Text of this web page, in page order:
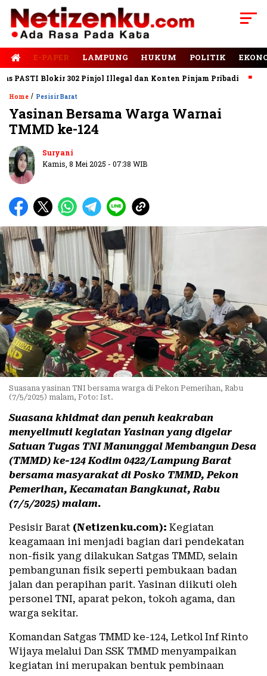
E-PAPER LAMPUNG HUKUM POLITIK
Blokir 302 Pinjol Illegal dan Konten Pinjam Pribadi
Home / Pesisir Barat
Yasinan Bersama Warga Warnai
TMMD ke-124
Suryani
Kamis, 8 Mei 2025 - 07:38 WIB
Suasana yasinan TNI bersama warga di Pekon Pemerihan, Rabu
(7/5/2025) malam, Foto: Ist.
Suasana khidmat dan penuh keakraban
menyelimuti kegiatan Yasinan yang digelar
Satuan Tugas TNI Manunggal Membangun Desa
(TMMD) ke-124 Kodim 0422/Lampung Barat
bersama masyarakat di Posko TMMD, Pekon
Pemerihan, Kecamatan Bangkunat, Rabu
(7/5/2025) malam.
Pesisir Barat (Netizenku.com): Kegiatan
keagamaan ini menjadi bagian dari pendekatan
non-fisik yang dilakukan Satgas TMMD, selain
pembangunan fisik seperti pembukaan badan
jalan dan perapihan parit. Yasinan diikuti oleh
personel TNI, aparat pekon, tokoh agama, dan
warga sekitar.
Komandan Satgas TMMD ke-124, Letkol Inf Rinto
Wijaya melalui Dan SSK TMMD menyampaikan
kegiatan ini merupakan bentuk pembinaan